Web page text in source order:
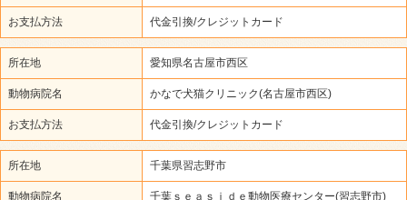
お支払方法 代金引換/クレジットカード
所在地 愛知県名古屋市西区
動物病院名 かなで犬猫クリニック(名古屋市西区)
お支払方法 代金引換/クレジットカード
所在地 千葉県習志野市
動物病院名 千葉ｓｅａｓｉｄｅ動物医療センター(習志野市)